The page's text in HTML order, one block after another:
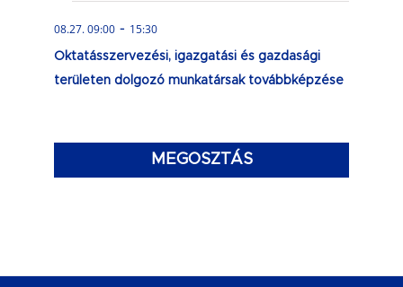
08.27. 09:00 - 15:30
Oktatásszervezési, igazgatási és gazdasági
területen dolgozó munkatársak továbbképzése
MEGOSZTÁS